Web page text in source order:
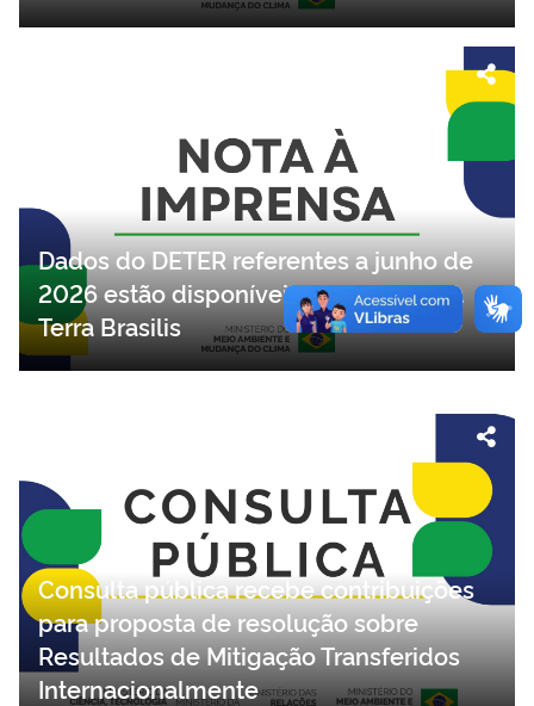
Dados do DETER referentes a junho de
2026 estão disponíveis na plataforma
Terra Brasilis
Consulta pública recebe contribuições
para proposta de resolução sobre
Resultados de Mitigação Transferidos
Internacionalmente